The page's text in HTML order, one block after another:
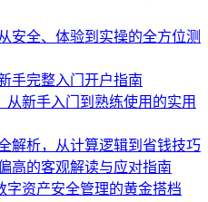
安全、体验到实操的全方位测
手完整入门开户指南
从新手入门到熟练使用的实用
解析，从计算逻辑到省钱技巧
高的客观解读与应对指南
字资产安全管理的黄金搭档